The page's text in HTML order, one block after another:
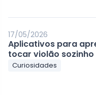
17/05/2026
Aplicativos para
tocar violão sozinho
Curiosidades